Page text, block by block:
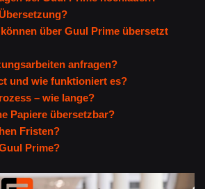
über Guul Prime übersetzt
anfragen?
und wie funktioniert es?
– wie lange?
Papiere übersetzbar?
Fristen?
Prime?